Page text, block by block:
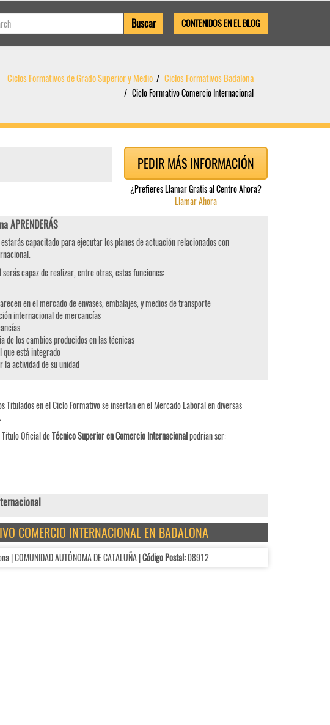
CONTENIDOS EN EL BLOG
Ciclos Formativos de Grado Superior y Medio Ciclos Formativos Badalona
Ciclo Formativo Comercio Internacional
PEDIR MÁS INFORMACIÓN
¿Prefieres Llamar Gratis al Centro Ahora?
Llamar Ahora
APRENDERÁS
capacitado para ejecutar los planes de actuación relacionados con
serás capaz de realizar, entre otras, estas funciones:
en el mercado de envases, embalajes, y medios de transporte
internacional de mercancías
de los cambios producidos en las técnicas
está integrado
actividad de su unidad
en el Ciclo Formativo se insertan en el Mercado Laboral en diversas
Oficial deTécnico Superior en Comercio Internacionalpodrían ser:
COMERCIO INTERNACIONAL EN BADALONA
| COMUNIDAD AUTÓNOMA DE CATALUÑA |Código Postal:08912